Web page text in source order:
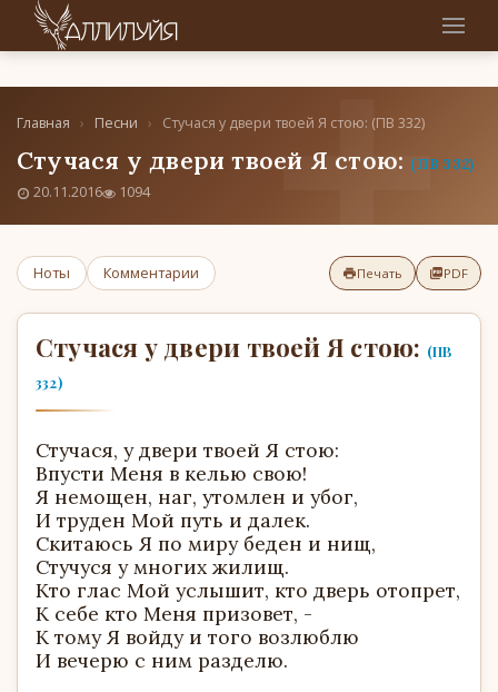
Главная › Песни › Стучася у двери твоей Я стою: (ПВ 332)
Стучася у двери твоей Я стою: (ПВ 332)
20.11.2016 1094
Ноты Комментарии Печать PDF
Стучася у двери твоей Я стою: (ПВ
332)
Стучася, у двери твоей Я стою:
Впусти Меня в келью свою!
Я немощен, наг, утомлен и убог,
И труден Мой путь и далек.
Скитаюсь Я по миру беден и нищ,
Стучуся у многих жилищ.
Кто глас Мой услышит, кто дверь отопрет,
К себе кто Меня призовет, -
К тому Я войду и того возлюблю
И вечерю с ним разделю.